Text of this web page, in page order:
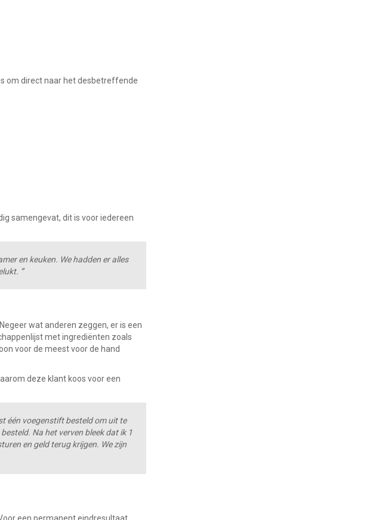
om direct naar het desbetreffende
samengevat, dit is voor iedereen
en keuken. We hadden er alles
”
wat anderen zeggen, er is een
met ingrediënten zoals
voor de meest voor de hand
deze klant koos voor een
één voegenstift besteld om uit te
Na het verven bleek dat ik 1
en geld terug krijgen. We zijn
een permanent eindresultaat